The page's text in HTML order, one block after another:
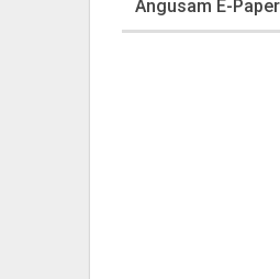
Angusam E-Paper